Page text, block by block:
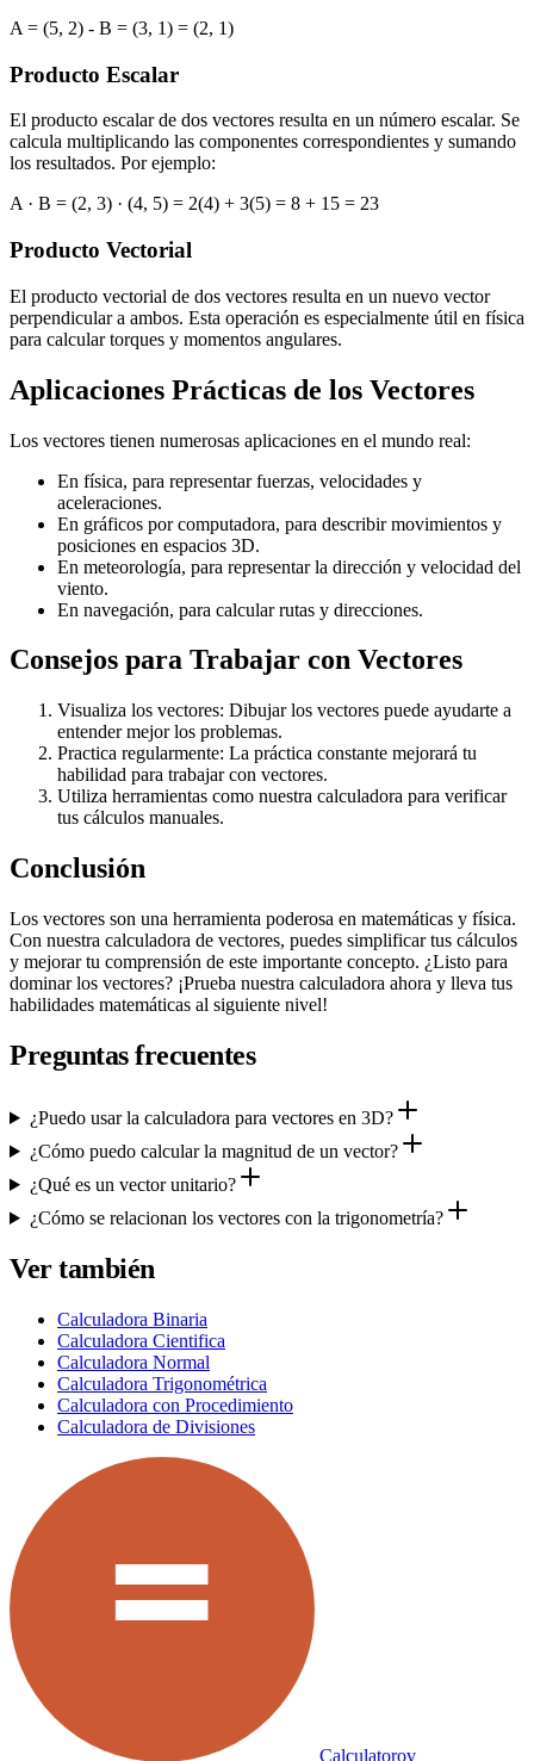
A = (5, 2) - B = (3, 1) = (2, 1)
Producto Escalar
El producto escalar de dos vectores resulta en un número escalar. Se
calcula multiplicando las componentes correspondientes y sumando
los resultados. Por ejemplo:
A · B = (2, 3) · (4, 5) = 2(4) + 3(5) = 8 + 15 = 23
Producto Vectorial
El producto vectorial de dos vectores resulta en un nuevo vector
perpendicular a ambos. Esta operación es especialmente útil en física
para calcular torques y momentos angulares.
Aplicaciones Prácticas de los Vectores
Los vectores tienen numerosas aplicaciones en el mundo real:
En física, para representar fuerzas, velocidades y
aceleraciones.
En gráficos por computadora, para describir movimientos y
posiciones en espacios 3D.
En meteorología, para representar la dirección y velocidad del
viento.
En navegación, para calcular rutas y direcciones.
Consejos para Trabajar con Vectores
Visualiza los vectores: Dibujar los vectores puede ayudarte a
entender mejor los problemas.
Practica regularmente: La práctica constante mejorará tu
habilidad para trabajar con vectores.
Utiliza herramientas como nuestra calculadora para verificar
tus cálculos manuales.
Conclusión
Los vectores son una herramienta poderosa en matemáticas y física.
Con nuestra calculadora de vectores, puedes simplificar tus cálculos
y mejorar tu comprensión de este importante concepto. ¿Listo para
dominar los vectores? ¡Prueba nuestra calculadora ahora y lleva tus
habilidades matemáticas al siguiente nivel!
Preguntas frecuentes
¿Puedo usar la calculadora para vectores en 3D?
¿Cómo puedo calcular la magnitud de un vector?
¿Qué es un vector unitario?
¿Cómo se relacionan los vectores con la trigonometría?
Ver también
Calculadora Binaria
Calculadora Cientifica
Calculadora Normal
Calculadora Trigonométrica
Calculadora con Procedimiento
Calculadora de Divisiones
Calculatorov